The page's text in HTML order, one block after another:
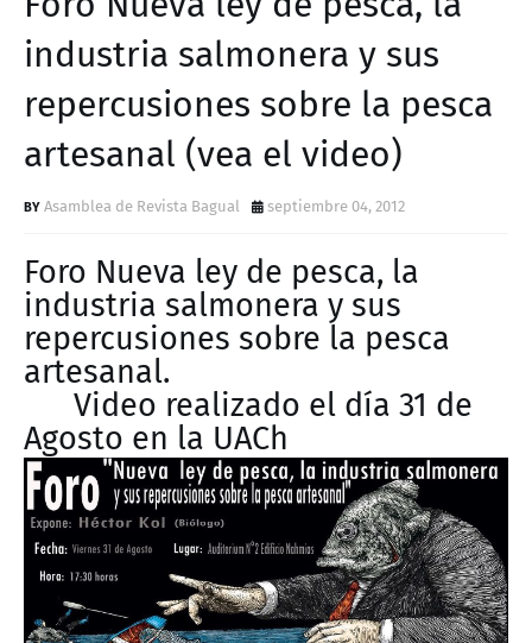
D
industria salmonera y sus
repercusiones sobre la pesca
artesanal (vea el video)
Asamblea de Revista Bagual septiembre 04, 2012
Foro Nueva ley de pesca, la
industria salmonera y sus
repercusiones sobre la pesca
artesanal.
Video realizado el día 31 de
Agosto en la UACh